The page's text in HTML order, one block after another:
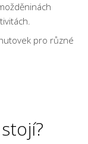
pro různé